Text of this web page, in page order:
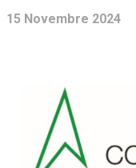
15 Novembre 2024